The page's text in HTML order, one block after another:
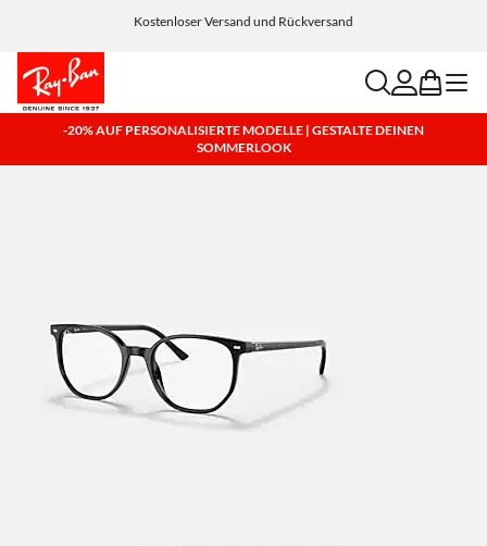
Kostenloser Versand und Rückversand
Wähle Klarna und PayPal für einfache und flexible Zahlungsoptionen
searchaccount
bag menu
-20% AUF PERSONALISIERTE MODELLE | GESTALTE DEINEN
SOMMERLOOK